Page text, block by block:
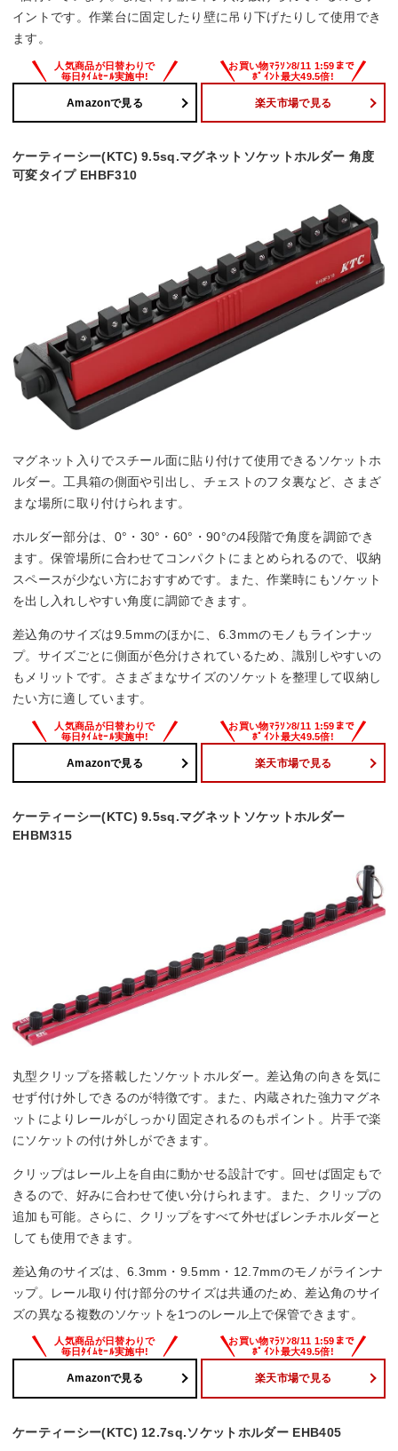
イントです。作業台に固定したり壁に吊り下げたりして使用でき
ます。
Amazonで見る 楽天市場で見る
ケーティーシー(KTC) 9.5sq.マグネットソケットホルダー 角度
可変タイプ EHBF310
マグネット入りでスチール面に貼り付けて使用できるソケットホ
ルダー。工具箱の側面や引出し、チェストのフタ裏など、さまざ
まな場所に取り付けられます。
ホルダー部分は、0°・30°・60°・90°の4段階で角度を調節でき
ます。保管場所に合わせてコンパクトにまとめられるので、収納
スペースが少ない方におすすめです。また、作業時にもソケット
を出し入れしやすい角度に調節できます。
差込角のサイズは9.5mmのほかに、6.3mmのモノもラインナッ
プ。サイズごとに側面が色分けされているため、識別しやすいの
もメリットです。さまざまなサイズのソケットを整理して収納し
たい方に適しています。
Amazonで見る 楽天市場で見る
ケーティーシー(KTC) 9.5sq.マグネットソケットホルダー
EHBM315
丸型クリップを搭載したソケットホルダー。差込角の向きを気に
せず付け外しできるのが特徴です。また、内蔵された強力マグネ
ットによりレールがしっかり固定されるのもポイント。片手で楽
にソケットの付け外しができます。
クリップはレール上を自由に動かせる設計です。回せば固定もで
きるので、好みに合わせて使い分けられます。また、クリップの
追加も可能。さらに、クリップをすべて外せばレンチホルダーと
しても使用できます。
差込角のサイズは、6.3mm・9.5mm・12.7mmのモノがラインナ
ップ。レール取り付け部分のサイズは共通のため、差込角のサイ
ズの異なる複数のソケットを1つのレール上で保管できます。
Amazonで見る 楽天市場で見る
ケーティーシー(KTC) 12.7sq.ソケットホルダー EHB405